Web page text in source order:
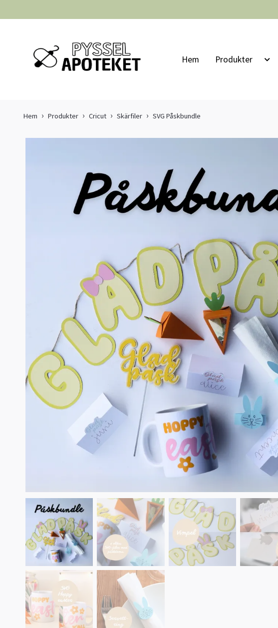
Hem Produkter
Hem Produkter Cricut Skärfiler SVG Påskbundle